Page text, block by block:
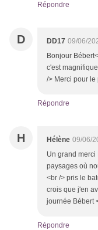
Répondre
D DD17 09/06/
Bonjour
c'est
/> Merci pour
Répondre
H Hélène 09/06/
Un grand merci
paysages où
<br /> pris le
crois que j'en
journée Bébert
Répondre